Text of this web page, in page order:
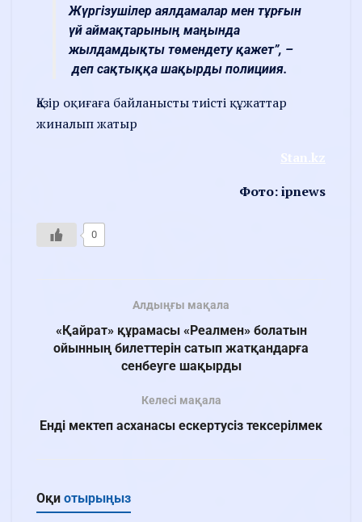
Жүргізушілер аялдамалар мен тұрғын
үй аймақтарының маңында
жылдамдықты төмендету қажет”, –
деп сақтыққа шақырды полициия.
Қазір оқиғаға байланысты тиісті құжаттар
жиналып жатыр
Stan.kz
Фото: ipnews
0
Алдыңғы мақала
«Қайрат» құрамасы «Реалмен» болатын
ойынның билеттерін сатып жатқандарға
сенбеуге шақырды
Келесі мақала
Енді мектеп асханасы ескертусіз тексерілмек
Оқи отырыңыз